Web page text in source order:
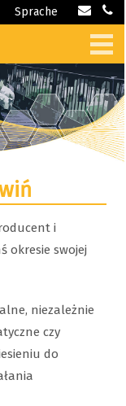
Sprache
i
okresie swojej
niezależnie
czy
do